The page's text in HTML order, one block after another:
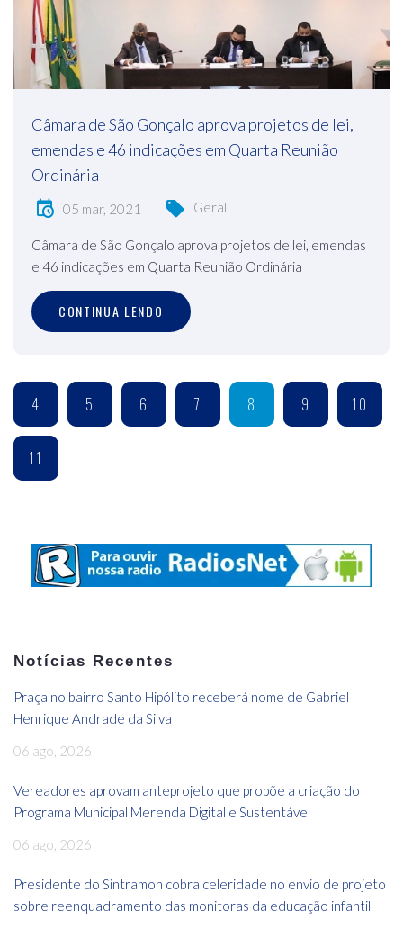
Câmara de São Gonçalo aprova projetos de lei,
emendas e 46 indicações em Quarta Reunião
Ordinária
05 mar, 2021 Geral
Câmara de São Gonçalo aprova projetos de lei, emendas
e 46 indicações em Quarta Reunião Ordinária
CONTINUA LENDO
4 5 6 7 8 9 10
11
Notícias Recentes
Praça no bairro Santo Hipólito receberá nome de Gabriel
Henrique Andrade da Silva
06 ago, 2026
Vereadores aprovam anteprojeto que propõe a criação do
Programa Municipal Merenda Digital e Sustentável
06 ago, 2026
Presidente do Sintramon cobra celeridade no envio de projeto
sobre reenquadramento das monitoras da educação infantil